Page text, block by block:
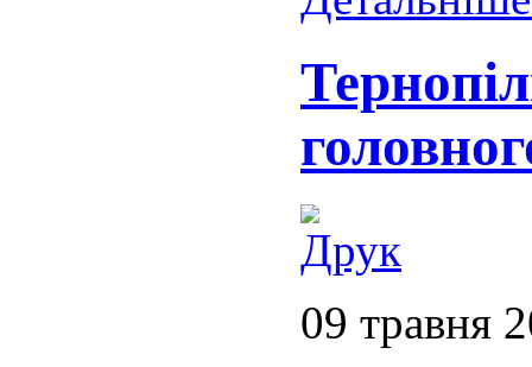
09 травня